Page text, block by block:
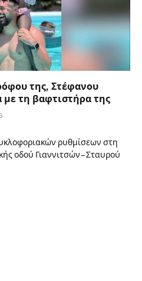
της, Στέφανου
με τη βαφτιστήρα της